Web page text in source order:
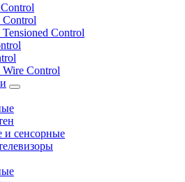
Control
Tensioned Control
Wire Control
и сенсорные